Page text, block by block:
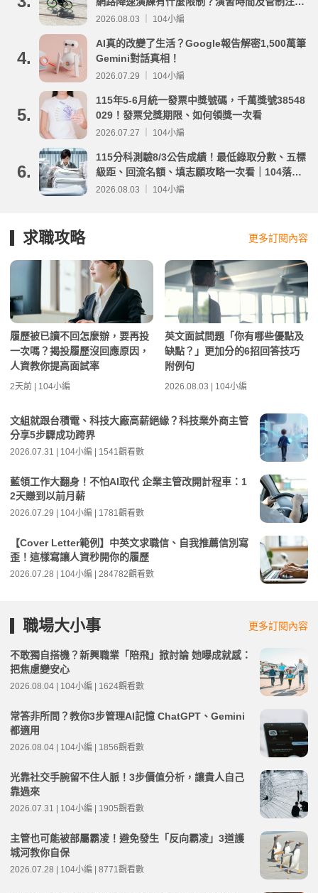
事項整理
2026.08.03 ｜ 104小編
4.
AI真的改變了生活？Google報告解密1,500萬筆
Gemini對話真相！
2026.07.29 ｜ 104小編
5.
115年5-6月統一發票中獎號碼，千萬獎號38548
029！發票兌獎期限、如何領獎一次看
2026.07.27 ｜ 104小編
6.
115分科測驗8/3公告成績！最低錄取分數、五標
級距、回流名額、填志願攻略一次看｜104落點
分析
2026.08.03 ｜ 104小編
求職攻略 更多訂閱內容
履歷被已讀不回怎麼辦，要再投
一次嗎？揭投履歷沒回應原因，
人資教你提高面試率
2天前 | 104小編
英文面試問題「你有哪些優點及
缺點？」更加分的6招回答技巧
附例句
2026.08.03 | 104小編
文組就跟台積電、科技大廠高薪絕緣？科技業外商主管
分享5步驟成功跨界
2026.07.31 | 104小編 | 1541觀看數
藍領工作大翻身！不怕AI取代 企業主管改開計程車：1
2天賺到以前月薪
2026.07.29 | 104小編 | 1781觀看數
【Cover Letter範例】中英文求職信、自我推薦信別寫
歪！這樣寫讓人資秒開你的履歷
2026.07.28 | 104小編 | 284782觀看數
職場大小事 更多訂閱內容
不敢獨自搭機？新興職業「陪飛」掀討論 她曝成就感：
把焦慮變安心
2026.08.04 | 104小編 | 1624觀看數
常答非所問？教你3步管理AI記憶 ChatGPT、Gemini
都適用
2026.08.04 | 104小編 | 1856觀看數
光靠社交手腕留不住人脈！3步價值分析，讓貴人自己
靠過來
2026.07.31 | 104小編 | 1905觀看數
主管也可能被部屬霸凌！避免發生「反向霸凌」3道護
城河教你自保
2026.07.28 | 104小編 | 8771觀看數